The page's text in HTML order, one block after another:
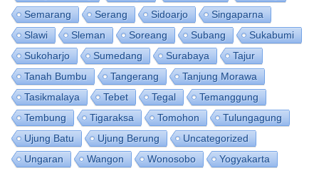
Semarang
Serang Sidoarjo
Singaparna
Slawi
Sleman Soreang Subang
Sukabumi
Sukoharjo
Sumedang Surabaya
Tajur
Tanah Bumbu
Tangerang
Tanjung Morawa
Tasikmalaya
Tebet Tegal
Temanggung
Tembung
Tigaraksa Tomohon
Tulungagung
Ujung Batu
Ujung Berung
Uncategorized
Ungaran
Wangon Wonosobo Yogyakarta